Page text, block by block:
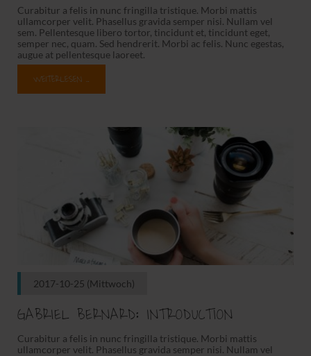
Curabitur a felis in nunc fringilla tristique. Morbi mattis
ullamcorper velit. Phasellus gravida semper nisi. Nullam vel
sem. Pellentesque libero tortor, tincidunt et, tincidunt eget,
semper nec, quam. Sed hendrerit. Morbi ac felis. Nunc egestas,
augue at pellentesque laoreet.
WEITERLESEN …
2017-10-25 (Mittwoch)
GABRIEL BERNARD: INTRODUCTION
Curabitur a felis in nunc fringilla tristique. Morbi mattis
ullamcorper velit. Phasellus gravida semper nisi. Nullam vel